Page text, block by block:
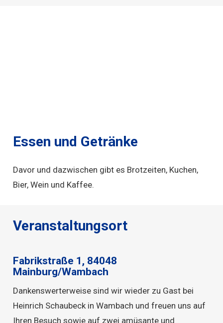
Essen und Getränke
Davor und dazwischen gibt es Brotzeiten, Kuchen,
Bier, Wein und Kaffee.
Veranstaltungsort
Fabrikstraße 1, 84048
Mainburg/Wambach
Dankenswerterweise sind wir wieder zu Gast bei
Heinrich Schaubeck in Wambach und freuen uns auf
Ihren Besuch sowie auf zwei amüsante und